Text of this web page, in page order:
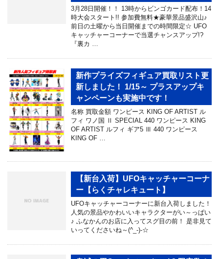
3月28日開催！！ 13時からビンゴカード配布！14
時大会スタート!! 参加費無料★豪華景品盛沢山♪
前日の土曜から当日開催までの時間限定☆ UFO
キャッチャーコーナーで当選チャンスアップ!?
『裏カ …
新作プライズフィギュア買取リスト更
新しました！ 1/15～ プラスアップキ
ャンペーンも実施中です！
名称 買取金額 ワンピース KING OF ARTIST ル
フィ ワノ国 Ⅱ SPECIAL 440 ワンピース KING
OF ARTIST ルフィ ギア5 Ⅲ 440 ワンピース
KING OF …
【新台入荷】UFOキャッチャーコーナ
ー【らくチャレキュート】
UFOキャッチャーコーナーに新台入荷しました！
人気の景品やかわいいキャラクターがい～っぱい
♪ ふなかんのお店に入ってスグ目の前！ 是非見て
いってくださいね～(^_-)-☆